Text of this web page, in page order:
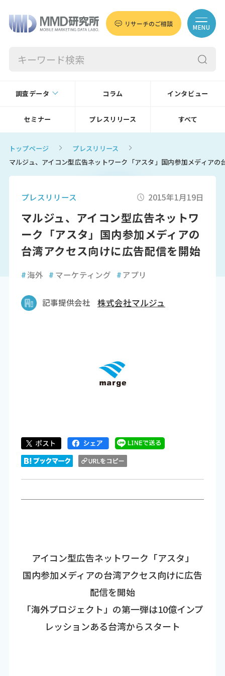
リサーチのご相談 MENU
調査データ コラム インタビュー
セミナー プレスリリース すべて
トップページ
プレスリリース
マルジュ、アイコン型広告ネットワーク「アスタ」国内参加メディア
プレスリリース 2015年1月19日
マルジュ、アイコン型広告ネットワ
ーク「アスタ」国内参加メディアの
台湾アクセス向けに広告配信を開始
#海外 # マーケティング #アプリ
記事提供会社 株式会社マルジュ
アイコン型広告ネットワーク「アスタ」
国内参加メディアの台湾アクセス向けに広告
配信を開始
「海外プロジェクト」の第一弾は10億インプ
レッションある台湾からスタート